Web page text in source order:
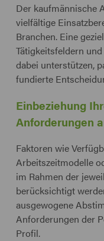
Der kaufmännische
vielfältige
Branchen. Eine
Tätigkeitsfeldern
dabei unterstützen,
fundierte
Einbeziehung
Anforderungen
Faktoren wie
Arbeitszeitmodelle
im Rahmen der
berücksichtigt
ausgewogene
Anforderungen der
Profil.